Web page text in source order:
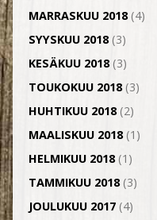
MARRASKUU 2018(4)
SYYSKUU 2018(3)
KESÄKUU 2018(3)
TOUKOKUU 2018(3)
HUHTIKUU 2018(2)
MAALISKUU 2018(1)
HELMIKUU 2018(1)
TAMMIKUU 2018(3)
JOULUKUU 2017(4)